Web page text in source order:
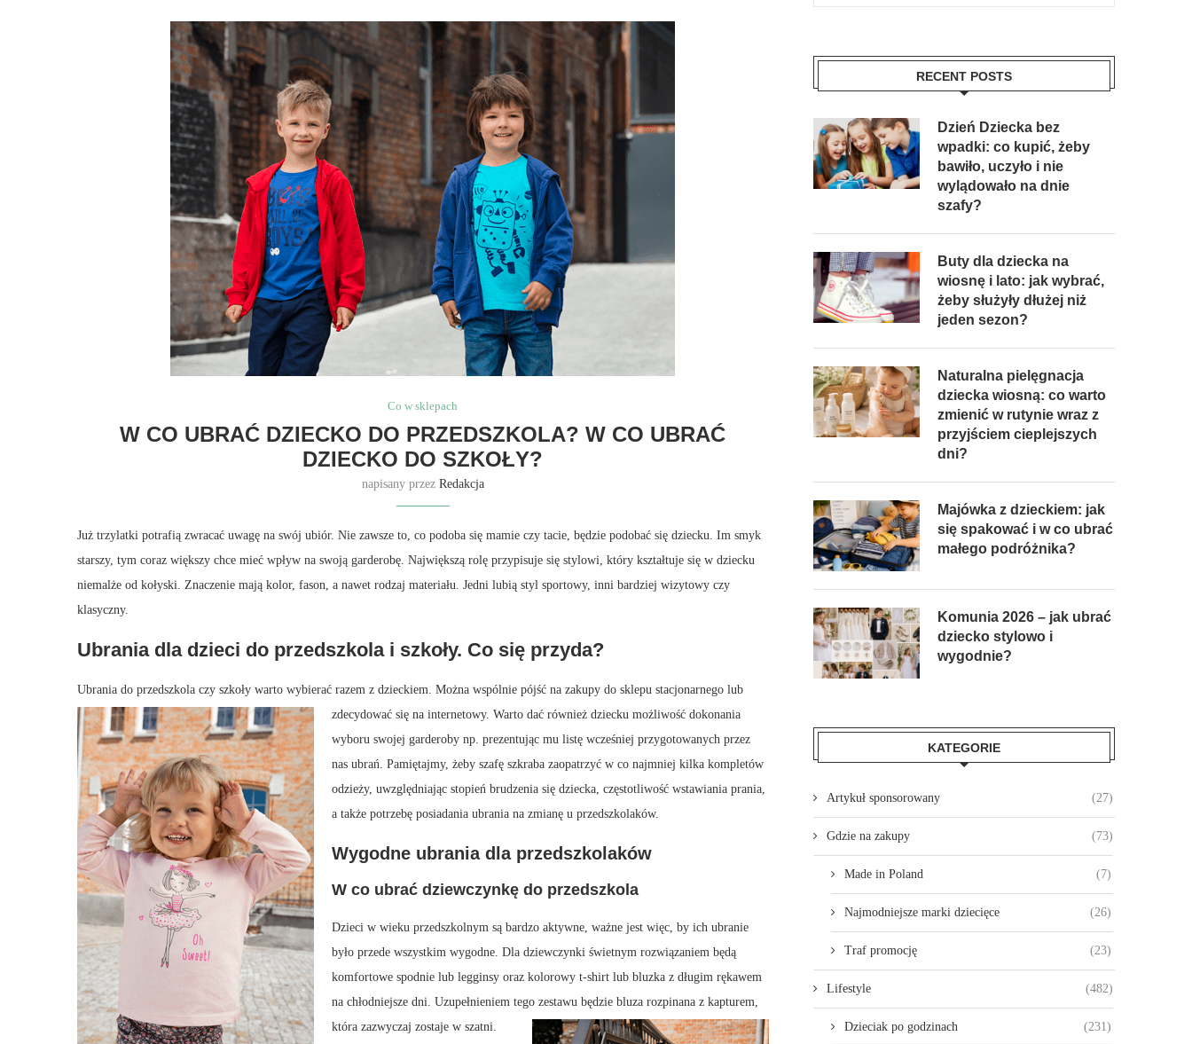
Co w sklepach
W CO UBRAĆ DZIECKO DO PRZEDSZKOLA? W CO UBRAĆ
DZIECKO DO SZKOŁY?
napisany przez Redakcja
Już trzylatki potrafią zwracać uwagę na swój ubiór. Nie zawsze to, co podoba się mamie czy tacie, będzie podobać się dziecku. Im smyk
starszy, tym coraz większy chce mieć wpływ na swoją garderobę. Największą rolę przypisuje się stylowi, który kształtuje się w dziecku
niemalże od kołyski. Znaczenie mają kolor, fason, a nawet rodzaj materiału. Jedni lubią styl sportowy, inni bardziej wizytowy czy
klasyczny.
Ubrania dla dzieci do przedszkola i szkoły. Co się przyda?
Ubrania do przedszkola czy szkoły warto wybierać razem z dzieckiem. Można wspólnie pójść na zakupy do sklepu stacjonarnego lub
zdecydować się na internetowy. Warto dać również dziecku możliwość dokonania
wyboru swojej garderoby np. prezentując mu listę wcześniej przygotowanych przez
nas ubrań. Pamiętajmy, żeby szafę szkraba zaopatrzyć w co najmniej kilka kompletów
odzieży, uwzględniając stopień brudzenia się dziecka, częstotliwość wstawiania prania,
a także potrzebę posiadania ubrania na zmianę u przedszkolaków.
Wygodne ubrania dla przedszkolaków
W co ubrać dziewczynkę do przedszkola
Dzieci w wieku przedszkolnym są bardzo aktywne, ważne jest więc, by ich ubranie
było przede wszystkim wygodne. Dla dziewczynki świetnym rozwiązaniem będą
komfortowe spodnie lub legginsy oraz kolorowy t-shirt lub bluzka z długim rękawem
na chłodniejsze dni. Uzupełnieniem tego zestawu będzie bluza rozpinana z kapturem,
która zazwyczaj zostaje w szatni.
RECENT POSTS
Dzień Dziecka bez
wpadki: co kupić, żeby
bawiło, uczyło i nie
wylądowało na dnie
szafy?
Buty dla dziecka na
wiosnę i lato: jak wybrać,
żeby służyły dłużej niż
jeden sezon?
Naturalna pielęgnacja
dziecka wiosną: co warto
zmienić w rutynie wraz z
przyjściem cieplejszych
dni?
Majówka z dzieckiem: jak
się spakować i w co ubrać
małego podróżnika?
Komunia 2026 – jak ubrać
dziecko stylowo i
wygodnie?
KATEGORIE
Artykuł sponsorowany (27)
Gdzie na zakupy (73)
Made in Poland (7)
Najmodniejsze marki dziecięce (26)
Traf promocję (23)
Lifestyle (482)
Dzieciak po godzinach (231)